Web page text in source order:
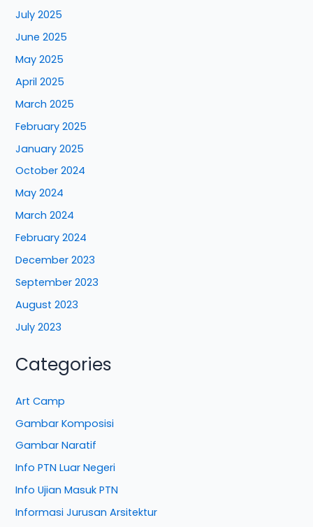
July 2025
June 2025
May 2025
April 2025
March 2025
February 2025
January 2025
October 2024
May 2024
March 2024
February 2024
December 2023
September 2023
August 2023
July 2023
Categories
Art Camp
Gambar Komposisi
Gambar Naratif
Info PTN Luar Negeri
Info Ujian Masuk PTN
Informasi Jurusan Arsitektur